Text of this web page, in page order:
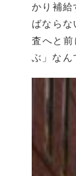
かり補給
ばなら
査へと
ぶ」なん